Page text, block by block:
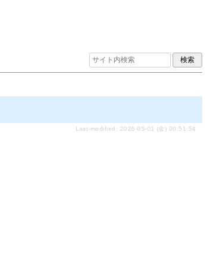
Last-modified: 2026-05-01 (金) 00:51:54